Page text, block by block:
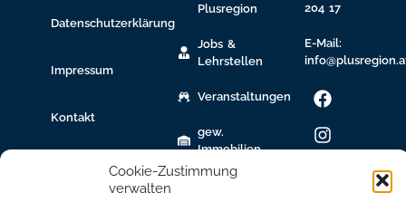
Cookie-Zustimmung
verwalten
Datenschutzerklärung
Impressum
Kontakt
Plusregion
Jobs &
Lehrstellen
Veranstaltungen
gew.
Immobilien
204 17
E-Mail: